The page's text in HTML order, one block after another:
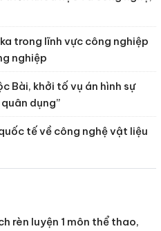
trong lĩnh vực công nghiệp
nghiệp
Bài, khởi tố vụ án hình sự
dụng”
tế về công nghệ vật liệu
rèn luyện 1 môn thể thao,